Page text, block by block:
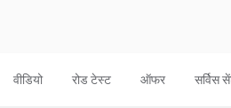
वीडियो रोड टेस्ट ऑफर सर्विस